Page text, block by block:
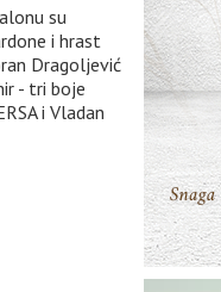
su
i hrast
Dragoljević
- tri boje
i Vladan